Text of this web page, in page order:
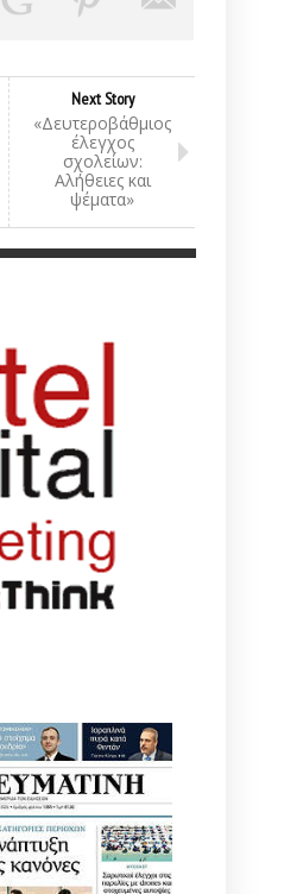
Next Story
«Δευτεροβάθμιος
έλεγχος
σχολείων:
Αλήθειες και
ψέματα»